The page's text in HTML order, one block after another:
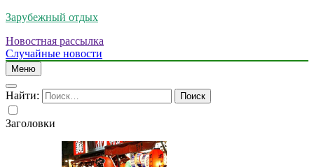
Зарубежный отдых
Новостная рассылка
Случайные новости
Меню
Найти:
Заголовки